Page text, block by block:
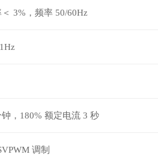
3%，频率 50/60Hz
，180% 额定电流 3 秒
调制